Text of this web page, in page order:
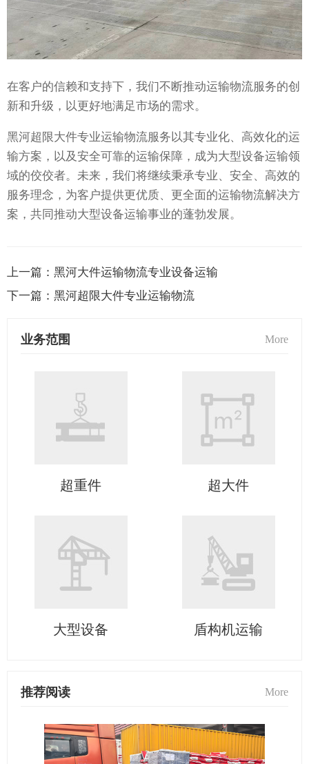
在客户的信赖和支持下，我们不断推动运输物流服务的创
新和升级，以更好地满足市场的需求。
黑河超限大件专业运输物流服务以其专业化、高效化的运
输方案，以及安全可靠的运输保障，成为大型设备运输领
域的佼佼者。未来，我们将继续秉承专业、安全、高效的
服务理念，为客户提供更优质、更全面的运输物流解决方
案，共同推动大型设备运输事业的蓬勃发展。
上一篇： 黑河大件运输物流专业设备运输
下一篇： 黑河超限大件专业运输物流
业务范围 More
超重件 超大件
大型设备 盾构机运输
推荐阅读 More